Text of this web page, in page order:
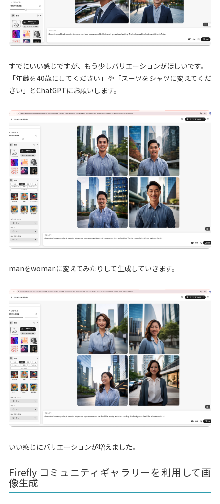
すでにいい感じですが、もう少しバリエーションがほしいです。
「年齢を40歳にしてください」や「スーツをシャツに変えてくだ
さい」とChatGPTにお願いします。
manをwomanに変えてみたりして生成していきます。
いい感じにバリエーションが増えました。
Firefly コミュニティギャラリーを利用して画
像生成